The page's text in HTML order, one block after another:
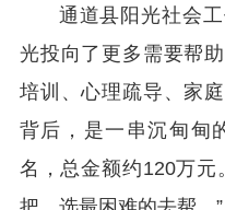
通道县阳光社会
光投向了更多需要帮
培训、心理疏导、家
背后，是一串沉甸甸
名，总金额约120万元